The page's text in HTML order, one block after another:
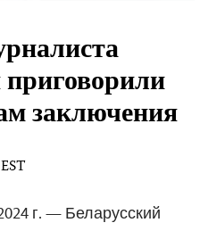
заключения
г. — Беларусский